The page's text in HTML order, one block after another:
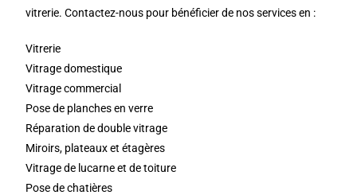
vitrerie. Contactez-nous pour bénéficier de nos services en :
Vitrerie
Vitrage domestique
Vitrage commercial
Pose de planches en verre
Réparation de double vitrage
Miroirs, plateaux et étagères
Vitrage de lucarne et de toiture
Pose de chatières